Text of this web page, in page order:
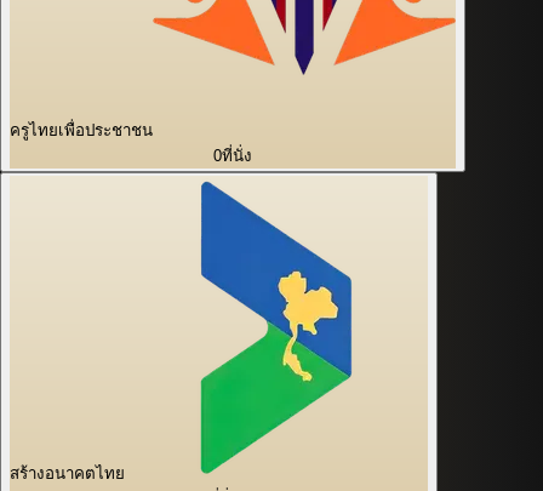
ครูไทยเพื่อประชาชน
0ที่นั่ง
สร้างอนาคตไทย